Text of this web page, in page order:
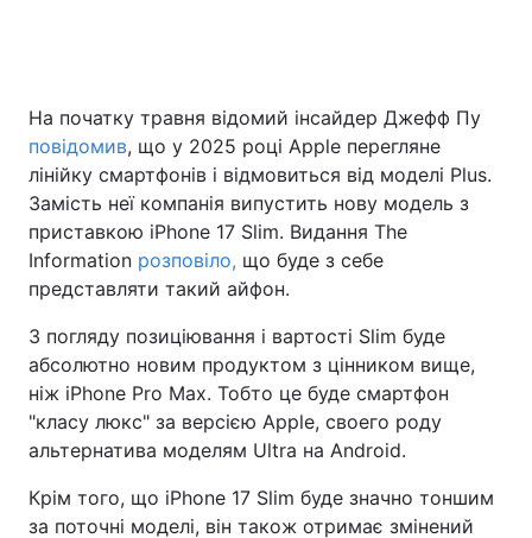
Україна Політика
Економіка Світ
Спорт Наука
Техно і зв'язок
Зброя Інциденти
Туризм
Цікавинки Погода
Екологія Регіони
На початку травня відомий інсайдер Джефф Пу
повідомив, що у 2025 році Apple перегляне
лінійку смартфонів і відмовиться від моделі Plus.
Замість неї компанія випустить нову модель з
приставкою iPhone 17 Slim. Видання The
Information розповіло, що буде з себе
представляти такий айфон.
З погляду позиціювання і вартості Slim буде
абсолютно новим продуктом з цінником вище,
ніж iPhone Pro Мах. Тобто це буде смартфон
"класу люкс" за версією Apple, своего роду
альтернатива моделям Ultra на Android.
Крім того, що iPhone 17 Slim буде значно тоншим
за поточні моделі, він також отримає змінений